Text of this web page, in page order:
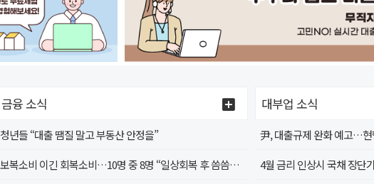
금융 소식 대부업 소식
청년들 “대출 땜질 말고 부동산 안정을”
보복소비 이긴 회복소비…10명 중 8명 “일상회복 후 씀씀이 커져”
尹, 대출규제 완화 예고…현